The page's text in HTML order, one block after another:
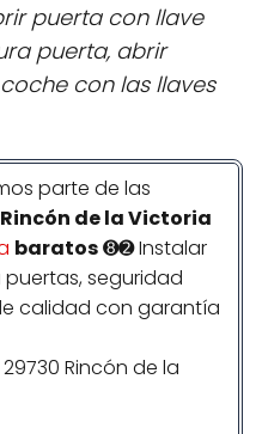
puerta con llave
puerta, abrir
con las llaves
parte de las
de la Victoria
baratos➑➋ Instalar
seguridad
calidad con garantía
Rincón de la